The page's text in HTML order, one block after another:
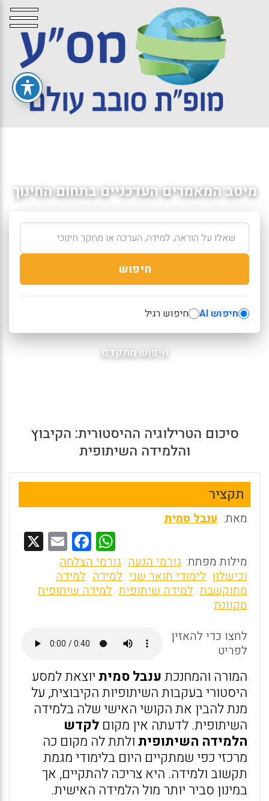
מיטב המאמרים העדכניים בתחום החינוך
חיפוש
חיפוש AI חיפוש רגיל
חיפוש מתקדם
סיכום הטרילוגיה ההיסטורית: הקיבוץ
והלמידה השיתופית
תקציר
מאת: ענבל סמית
W
h
at
s
p
F
a
ce
b
o
k
E
m
l
מילות מפתח: גורמי הנעה גורמי הצלחה
וכישלון לימודי תואר שני למידה למידה
מתוקשבת למידה שיתופית למידה שיתופית
מקוונת
לחצו כדי להאזין
לפריט
המורה והמחנכתענבל סמיתיוצאת למסע
היסטורי בעקבות השיתופיות הקיבוצית, על
מנת להבין את הקושי האישי שלה בלמידה
השיתופית. לדעתה אין מקום לקדש
הלמידה השיתופיתולתת לה מקום כה
מרכזי כפי שמתקיים היום בלימודי מגמת
תקשוב ולמידה. היא צריכה להתקיים, אך
במינון סביר יותר מול הלמידה האישית.